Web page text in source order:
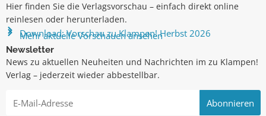
Hier finden Sie die Verlagsvorschau – einfach direkt online
reinlesen oder herunterladen.
Download: Vorschau zu Klampen! Herbst 2026
Mehr aktuelle Vorschauen ansehen
Newsletter
News zu aktuellen Neuheiten und Nachrichten im zu Klampen!
Verlag – jederzeit wieder abbestellbar.